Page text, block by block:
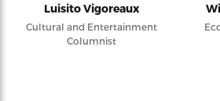
Luisito Vigoreaux
Cultural and Entertainment
Columnist